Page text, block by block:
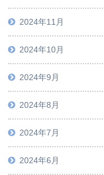
2024年11月
2024年10月
2024年9月
2024年8月
2024年7月
2024年6月